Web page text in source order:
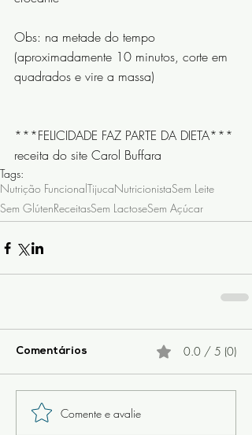
Obs: na metade do tempo
(aproximadamente 10 minutos, corte em
quadrados e vire a massa)
***FELICIDADE FAZ PARTE DA DIETA***
receita do site Carol Buffara
Tags:
Nutrição FuncionalTijucaNutricionistaSem Leite
Sem GlútenReceitasSem LactoseSem Açúcar
Comentários 0.0 / 5 (0)
Comente e avalie